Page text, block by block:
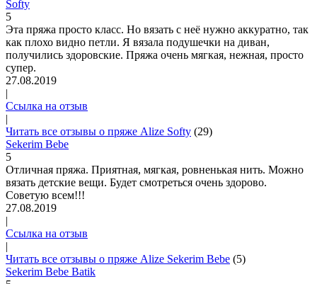
Softy
5
Эта пряжа просто класс. Но вязать с неё нужно аккуратно, так
как плохо видно петли. Я вязала подушечки на диван,
получились здоровские. Пряжа очень мягкая, нежная, просто
супер.
27.08.2019
|
Ссылка на отзыв
|
Читать все отзывы о пряже Alize Softy (29)
Sekerim Bebe
5
Отличная пряжа. Приятная, мягкая, ровненькая нить. Можно
вязать детские вещи. Будет смотреться очень здорово.
Советую всем!!!
27.08.2019
|
Ссылка на отзыв
|
Читать все отзывы о пряже Alize Sekerim Bebe (5)
Sekerim Bebe Batik